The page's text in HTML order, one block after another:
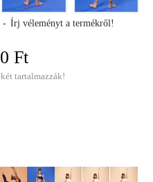
- Írj véleményt a termékről!
Ft
tartalmazzák!